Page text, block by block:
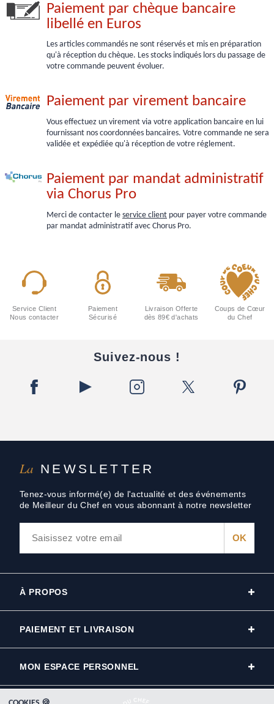
Paiement par chèque bancaire
libellé en Euros
Les articles commandés ne sont réservés et mis en préparation
qu'à réception du chèque. Les stocks indiqués lors du passage de
votre commande peuvent évoluer.
Paiement par virement bancaire
Vous effectuez un virement via votre application bancaire en lui
fournissant nos coordonnées bancaires. Votre commande ne sera
validée et expédiée qu'à réception de votre réglement.
Paiement par mandat administratif
via Chorus Pro
Merci de contacter le service client pour payer votre commande
par mandat administratif avec Chorus Pro.
La NEWSLETTER
Tenez-vous informé(e) de l'actualité et des événements
de Meilleur du Chef en vous abonnant à notre newsletter
Service Client
Nous contacter
Paiement
Sécurisé
Livraison Offerte
dès 89€ d'achats
Coups de Cœur
du Chef
Suivez-nous !
À PROPOS
PAIEMENT ET LIVRAISON
MON ESPACE PERSONNEL